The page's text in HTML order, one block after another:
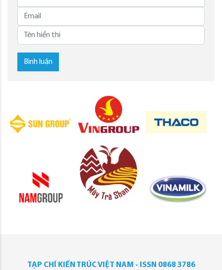
Bình luận
TẠP CHÍ KIẾN TRÚC VIỆT NAM - ISSN 0868 3786